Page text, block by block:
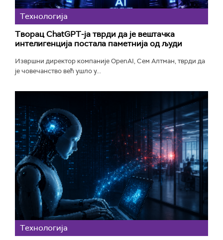
Технологијa
Творац ChatGPT-ја тврди да је вештачка
интелигенција постала паметнија од људи
Извршни директор компаније OpenAI, Сем Алтман, тврди да
је човечанство већ ушло у...
Технологијa